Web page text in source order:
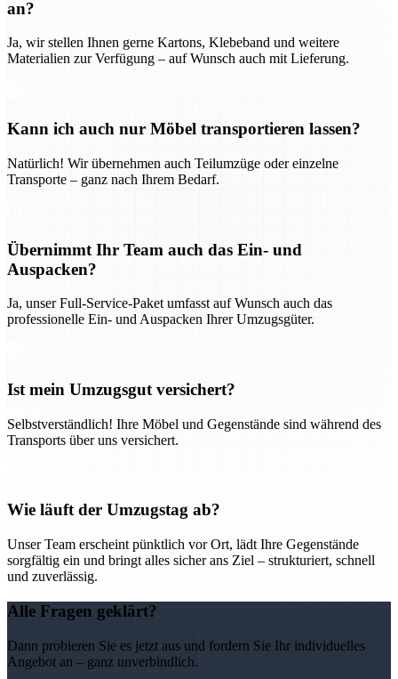
an?
Ja, wir stellen Ihnen gerne Kartons, Klebeband und weitere
Materialien zur Verfügung – auf Wunsch auch mit Lieferung.
Kann ich auch nur Möbel transportieren lassen?
Natürlich! Wir übernehmen auch Teilumzüge oder einzelne
Transporte – ganz nach Ihrem Bedarf.
Übernimmt Ihr Team auch das Ein- und
Auspacken?
Ja, unser Full-Service-Paket umfasst auf Wunsch auch das
professionelle Ein- und Auspacken Ihrer Umzugsgüter.
Ist mein Umzugsgut versichert?
Selbstverständlich! Ihre Möbel und Gegenstände sind während des
Transports über uns versichert.
Wie läuft der Umzugstag ab?
Unser Team erscheint pünktlich vor Ort, lädt Ihre Gegenstände
sorgfältig ein und bringt alles sicher ans Ziel – strukturiert, schnell
und zuverlässig.
Alle Fragen geklärt?
Dann probieren Sie es jetzt aus und fordern Sie Ihr individuelles
Angebot an – ganz unverbindlich.